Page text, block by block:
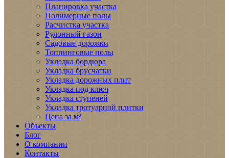
Планировка участка
Полимерные полы
Расчистка участка
Рулонный газон
Садовые дорожки
Топпинговые полы
Укладка бордюра
Укладка брусчатки
Укладка дорожных плит
Укладка под ключ
Укладка ступеней
Укладка тротуарной плитки
Цена за м²
Объекты
Блог
О компании
Контакты